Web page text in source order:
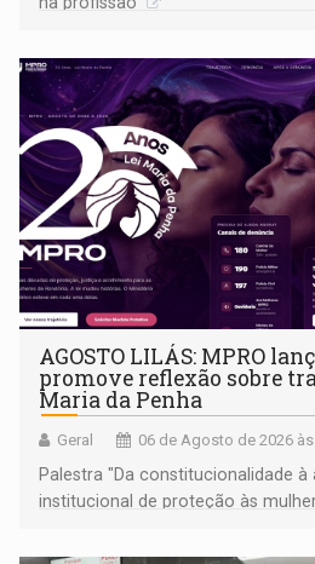
AGOSTO LILÁS: MPRO
promove reflexão sobre
Maria da Penha
Geral 06 de Agosto de 2026
Palestra "Da constitucionalidade
institucional de proteção às
Goiás